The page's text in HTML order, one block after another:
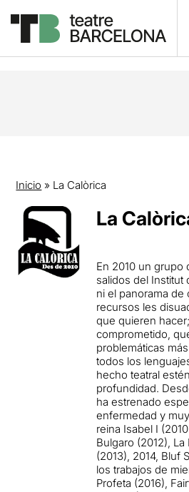
Inicio » La Calòrica
La
En 2010 un grupo
salidos del Institut
ni el panorama de
recursos les
que quieren
comprometido,
problemáticas
todos los
hecho teatral
profundidad.
ha estrenado
enfermedad y
reina Isabel I
Bulgaro (2012),
(2013), 2014, Bluf
los trabajos de
Profeta (2016),